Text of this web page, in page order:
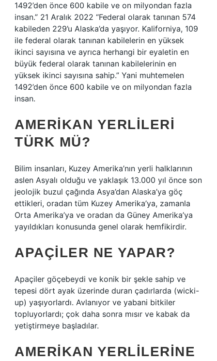
1492’den önce 600 kabile ve on milyondan fazla
insan.” 21 Aralık 2022 “Federal olarak tanınan 574
kabileden 229’u Alaska’da yaşıyor. Kaliforniya, 109
ile federal olarak tanınan kabilelerin en yüksek
ikinci sayısına ve ayrıca herhangi bir eyaletin en
büyük federal olarak tanınan kabilelerinin en
yüksek ikinci sayısına sahip.” Yani muhtemelen
1492’den önce 600 kabile ve on milyondan fazla
insan.
AMERIKAN YERLILERI
TÜRK MÜ?
Bilim insanları, Kuzey Amerika’nın yerli halklarının
aslen Asyalı olduğu ve yaklaşık 13.000 yıl önce son
jeolojik buzul çağında Asya’dan Alaska’ya göç
ettikleri, oradan tüm Kuzey Amerika’ya, zamanla
Orta Amerika’ya ve oradan da Güney Amerika’ya
yayıldıkları konusunda genel olarak hemfikirdir.
APAÇILER NE YAPAR?
Apaçiler göçebeydi ve konik bir şekle sahip ve
tepesi dört ayak üzerinde duran çadırlarda (wicki-
up) yaşıyorlardı. Avlanıyor ve yabani bitkiler
topluyorlardı; çok daha sonra mısır ve kabak da
yetiştirmeye başladılar.
AMERIKAN YERLILERINE